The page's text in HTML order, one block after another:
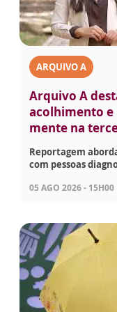
ARQUIVO A
Arquivo A
acolhimento e
mente na
Reportagem
com pessoas
05 AGO 2026 - 15H00